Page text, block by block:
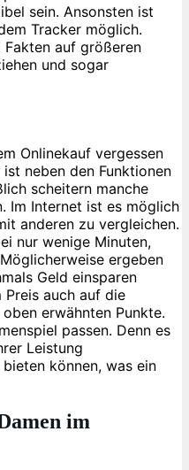
sein. Ansonsten ist
Tracker möglich.
Fakten auf größeren
und sogar
Onlinekauf vergessen
neben den Funktionen
scheitern manche
Im Internet ist es möglich
anderen zu vergleichen.
nur wenige Minuten,
ergeben
Geld einsparen
Preis auch auf die
erwähnten Punkte.
passen. Denn es
Leistung
können, was ein
im